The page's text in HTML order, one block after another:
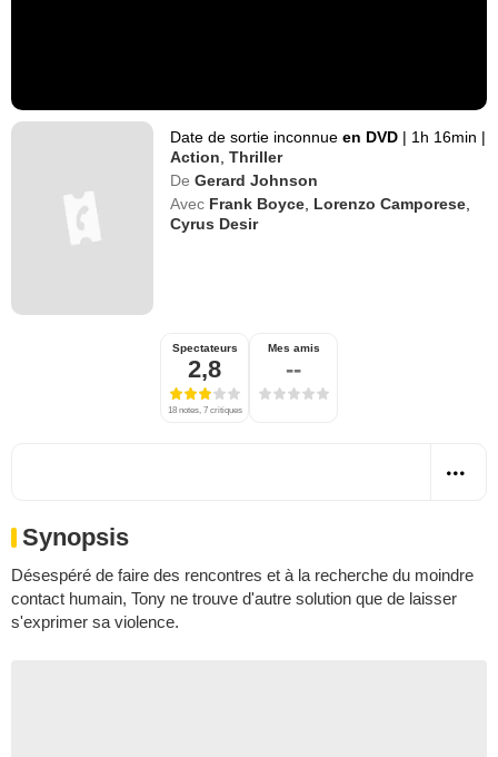
Date de sortie inconnueen DVD | 1h 16min |
Action ,Thriller
De Gerard Johnson
Avec Frank Boyce Lorenzo Camporese
Cyrus Desir
Spectateurs
2,8
18 notes, 7 critiques
Mes amis
--
Synopsis
Désespéré de faire des rencontres et à la recherche du moindre
contact humain, Tony ne trouve d'autre solution que de laisser
s'exprimer sa violence.